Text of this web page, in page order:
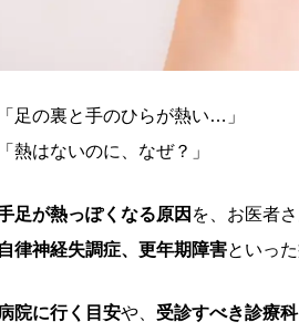
「足の裏と手のひらが熱い…」
「熱はないのに、なぜ？」
足が熱っぽくなる原因 を、お医者
自律神経失調症、更年期障害といっ
院に行く目安や、 受診すべき診療科